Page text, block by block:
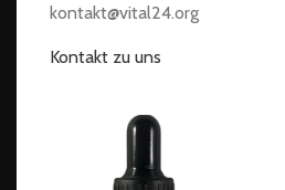
kontakt@vital24.org
Kontakt zu uns